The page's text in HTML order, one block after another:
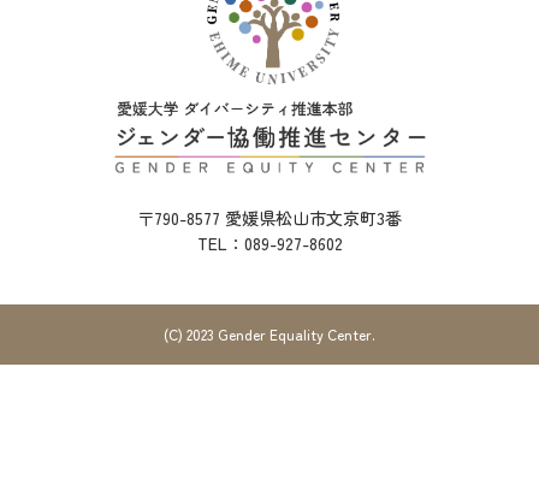
〒790-8577 愛媛県松山市文京町3番
TEL： 089-927-8602
(C) 2023 Gender Equality Center.